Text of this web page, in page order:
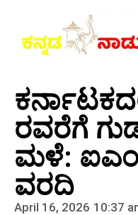
ರವರೆಗೆ
ಮಳೆ:
ವರದಿ
April 16, 2026 10:37